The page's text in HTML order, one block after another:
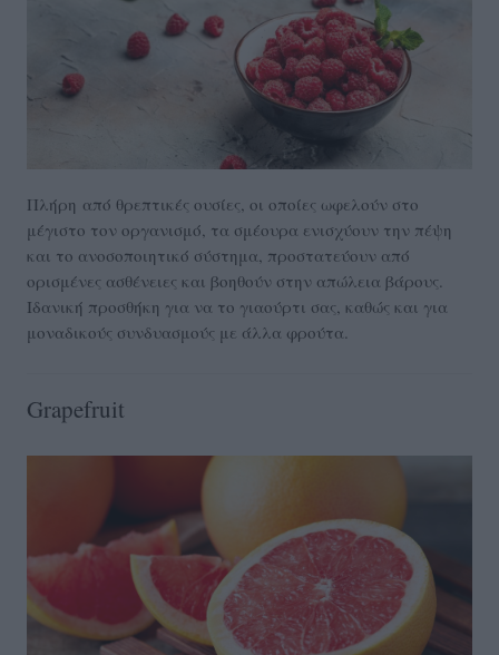
Πλήρη από θρεπτικές ουσίες, οι οποίες ωφελούν στο
μέγιστο τον οργανισμό, τα σμέουρα ενισχύουν την πέψη
και το ανοσοποιητικό σύστημα, προστατεύουν από
ορισμένες ασθένειες και βοηθούν στην απώλεια βάρους.
Ιδανική προσθήκη για να το γιαούρτι σας, καθώς και για
μοναδικούς συνδυασμούς με άλλα φρούτα.
Grapefruit